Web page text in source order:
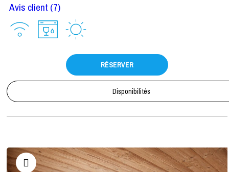
Avis client (7)
RÉSERVER
Disponibilités